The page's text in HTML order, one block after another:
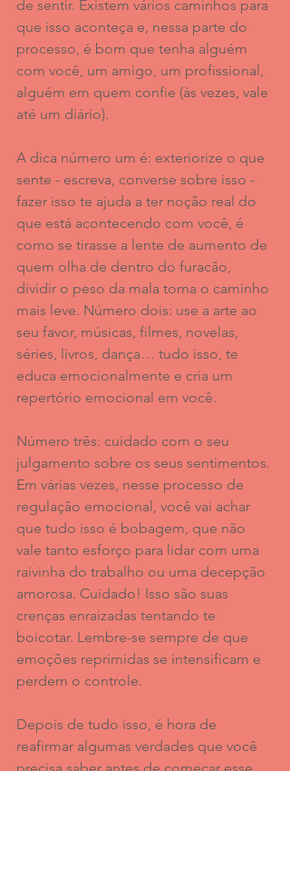
de sentir. Existem vários caminhos para
que isso aconteça e, nessa parte do
processo, é bom que tenha alguém
com você, um amigo, um profissional,
alguém em quem confie (às vezes, vale
até um diário).
A dica número um é: exteriorize o que
sente - escreva, converse sobre isso -
fazer isso te ajuda a ter noção real do
que está acontecendo com você, é
como se tirasse a lente de aumento de
quem olha de dentro do furacão,
dividir o peso da mala torna o caminho
mais leve. Número dois: use a arte ao
seu favor, músicas, filmes, novelas,
séries, livros, dança… tudo isso, te
educa emocionalmente e cria um
repertório emocional em você.
Número três: cuidado com o seu
julgamento sobre os seus sentimentos.
Em várias vezes, nesse processo de
regulação emocional, você vai achar
que tudo isso é bobagem, que não
vale tanto esforço para lidar com uma
raivinha do trabalho ou uma decepção
amorosa. Cuidado! Isso são suas
crenças enraizadas tentando te
boicotar. Lembre-se sempre de que
emoções reprimidas se intensificam e
perdem o controle.
Depois de tudo isso, é hora de
reafirmar algumas verdades que você
precisa saber antes de começar esse